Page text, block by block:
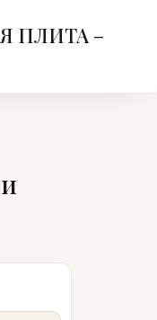
ПЛИТА –